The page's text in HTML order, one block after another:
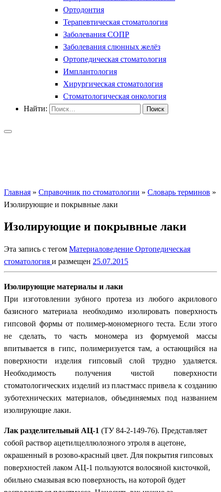
Ортодонтия
Терапевтическая стоматология
Заболевания СОПР
Заболевания слюнных желёз
Ортопедическая стоматология
Имплантология
Хирургическая стоматология
Стоматологическая онкология
Найти:
Главная » Справочник по стоматологии » Словарь терминов »
Изолирующие и покрывные лаки
Изолирующие и покрывные лаки
Эта запись с тегом Материаловедение Ортопедическая
стоматология и размещен 25.07.2015
Изолирующие материалы и лаки
При изготовлении зубного протеза из любого акрилового
базисного материала необходимо изолировать поверхность
гипсовой формы от полимер-мономерного теста. Если этого
не сделать, то часть мономера из формуемой массы
впитывается в гипс, полимеризуется там, а остающийся на
поверхности изделия гипсовый слой трудно удаляется.
Необходимость получения чистой поверхности
стоматологических изделий из пластмасс привела к созданию
зуботехнических материалов, объединяемых под названием
изолирующие лаки.
Лак разделительный АЦ-1 (ТУ 84-2-149-76). Представляет
собой раствор ацетилцеллюлозного этроля в ацетоне,
окрашенный в розово-красный цвет. Для покрытия гипсовых
поверхностей лаком АЦ-1 пользуются волосяной кисточкой,
обильно смазывая всю поверхность, на которой будет